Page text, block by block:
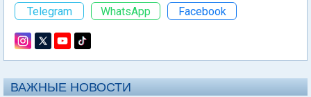
Telegram
WhatsApp Facebook
ВАЖНЫЕ НОВОСТИ